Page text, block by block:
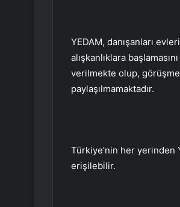
YEDAM, danışanları
alışkanlıklara
verilmekte olup,
paylaşılmamaktadır.
Türkiye’nin her yerinden
erişilebilir.